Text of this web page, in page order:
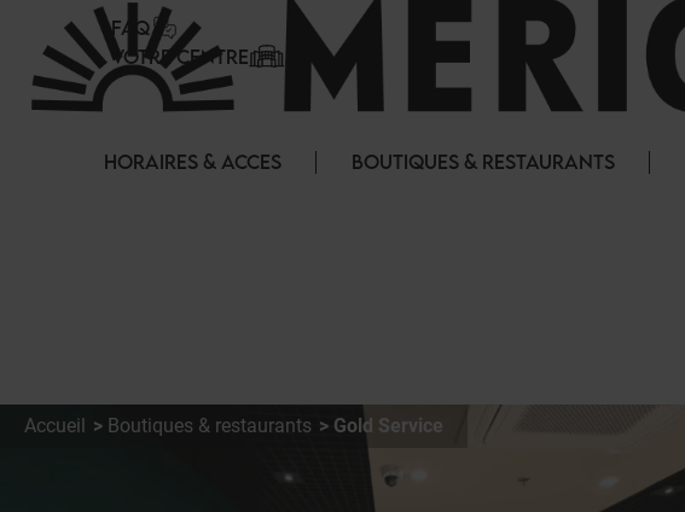
FAQ
VOTRE CENTRE
HORAIRES & ACCES BOUTIQUES & RESTAURANTS
Accueil Boutiques & restaurants Gold Service
Panneau de gestion des cookies